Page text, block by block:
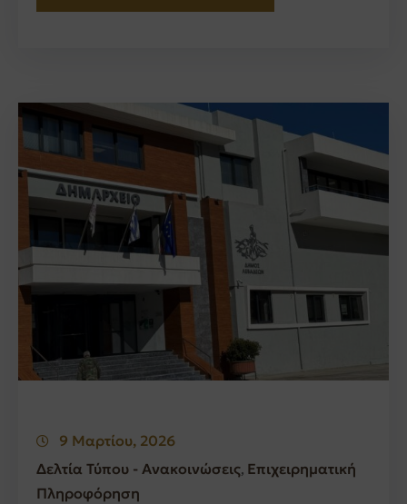
9 Μαρτίου, 2026
Δελτία Τύπου - Ανακοινώσεις‚ Επιχειρηματική
Πληροφόρηση